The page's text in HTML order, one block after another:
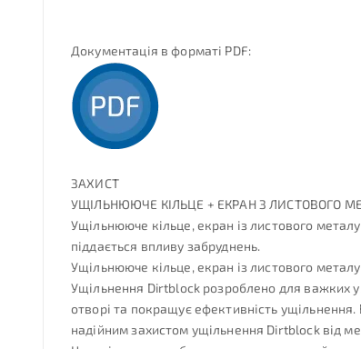
Документація в форматі PDF:
ЗАХИСТ
УЩІЛЬНЮЮЧЕ КІЛЬЦЕ + ЕКРАН З ЛИСТОВОГО
Ущільнююче кільце, екран із листового
піддається впливу забруднень.
Ущільнююче кільце, екран із листового
Ущільнення Dirtblock розроблено для важких
отворі та покращує ефективність
надійним захистом ущільнення Dirtblock від